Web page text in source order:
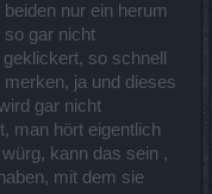
nur ein herum
so gar nicht
so schnell
ja und dieses
gar nicht
man hört eigentlich
kann das sein ,
mit dem sie